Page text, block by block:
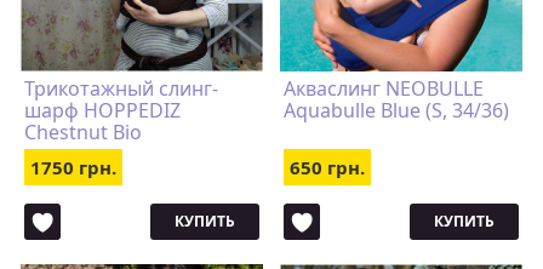
Трикотажный слинг-
шарф HOPPEDIZ
Chestnut Bio
1750 грн.
КУПИТЬ
Акваслинг NEOBULLE
Aquabulle Blue (S, 34/36)
650 грн.
КУПИТЬ